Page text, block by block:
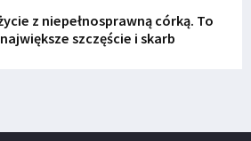
z niepełnosprawną córką. To
szczęście i skarb